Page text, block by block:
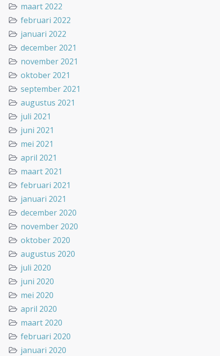
maart 2022
februari 2022
januari 2022
december 2021
november 2021
oktober 2021
september 2021
augustus 2021
juli 2021
juni 2021
mei 2021
april 2021
maart 2021
februari 2021
januari 2021
december 2020
november 2020
oktober 2020
augustus 2020
juli 2020
juni 2020
mei 2020
april 2020
maart 2020
februari 2020
januari 2020